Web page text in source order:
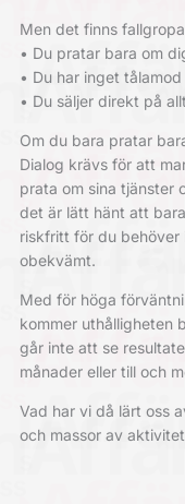
Men det finns
• Du pratar bara om
• Du har inget tålamod
• Du säljer direkt på allt
Om du bara pratar
Dialog krävs för att
prata om sina tjänster
det är lätt hänt att
riskfritt för du behöver
obekvämt.
Med för höga
kommer uthålligheten
går inte att se
månader eller till och
Vad har vi då lärt oss
och massor av